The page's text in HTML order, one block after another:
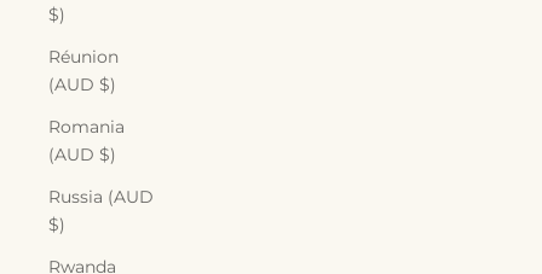
$)
Réunion
(AUD $)
Romania
(AUD $)
Russia (AUD
$)
Rwanda